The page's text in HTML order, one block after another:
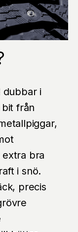
dubbar i
från
extra bra
i snö.
precis